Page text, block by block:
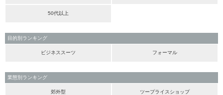
50代以上
目的別ランキング
ビジネススーツ フォーマル
業態別ランキング
郊外型 ツープライスショップ